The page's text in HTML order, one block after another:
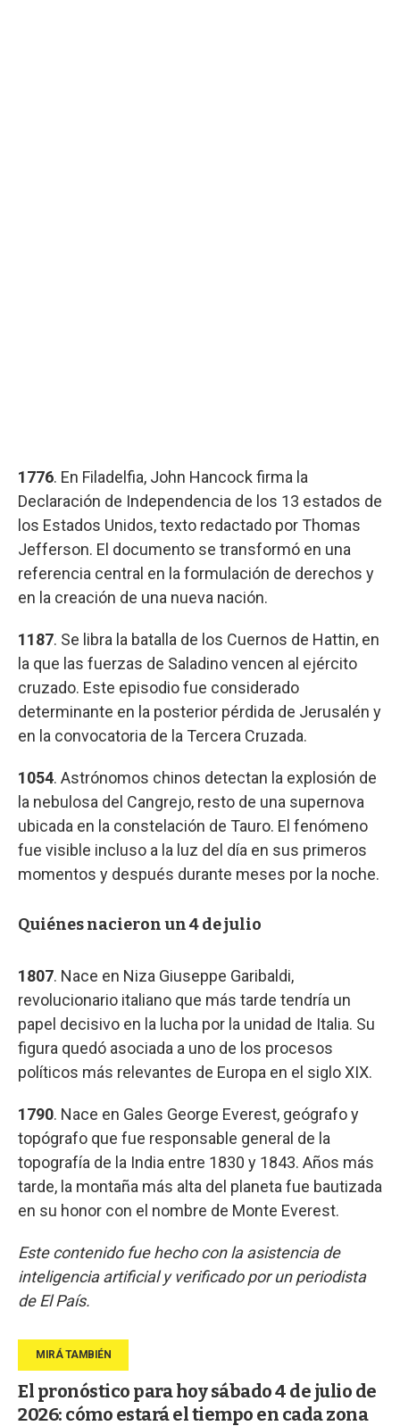
1776. En Filadelfia, John Hancock firma la
Declaración de Independencia de los 13 estados de
los Estados Unidos, texto redactado por Thomas
Jefferson. El documento se transformó en una
referencia central en la formulación de derechos y
en la creación de una nueva nación.
1187. Se libra la batalla de los Cuernos de Hattin, en
la que las fuerzas de Saladino vencen al ejército
cruzado. Este episodio fue considerado
determinante en la posterior pérdida de Jerusalén y
en la convocatoria de la Tercera Cruzada.
1054. Astrónomos chinos detectan la explosión de
la nebulosa del Cangrejo, resto de una supernova
ubicada en la constelación de Tauro. El fenómeno
fue visible incluso a la luz del día en sus primeros
momentos y después durante meses por la noche.
Quiénes nacieron un 4 de julio
1807. Nace en Niza Giuseppe Garibaldi,
revolucionario italiano que más tarde tendría un
papel decisivo en la lucha por la unidad de Italia. Su
figura quedó asociada a uno de los procesos
políticos más relevantes de Europa en el siglo XIX.
1790. Nace en Gales George Everest, geógrafo y
topógrafo que fue responsable general de la
topografía de la India entre 1830 y 1843. Años más
tarde, la montaña más alta del planeta fue bautizada
en su honor con el nombre de Monte Everest.
Este contenido fue hecho con la asistencia de
inteligencia artificial y verificado por un periodista
de El País.
El pronóstico para hoy sábado 4 de julio de
2026: cómo estará el tiempo en cada zona